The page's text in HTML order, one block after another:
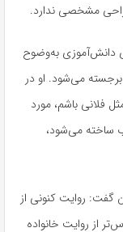
مشخصی ندارد.
دانش‌آموزی به‌وضوح
می‌شود. او در
فلانی باشم، مورد
ساخته می‌شود،
گفت: روایت کنونی از
از روایت خانواده